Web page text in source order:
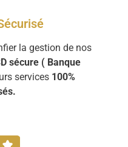
la gestion de nos
sécure ( Banque
services 100%